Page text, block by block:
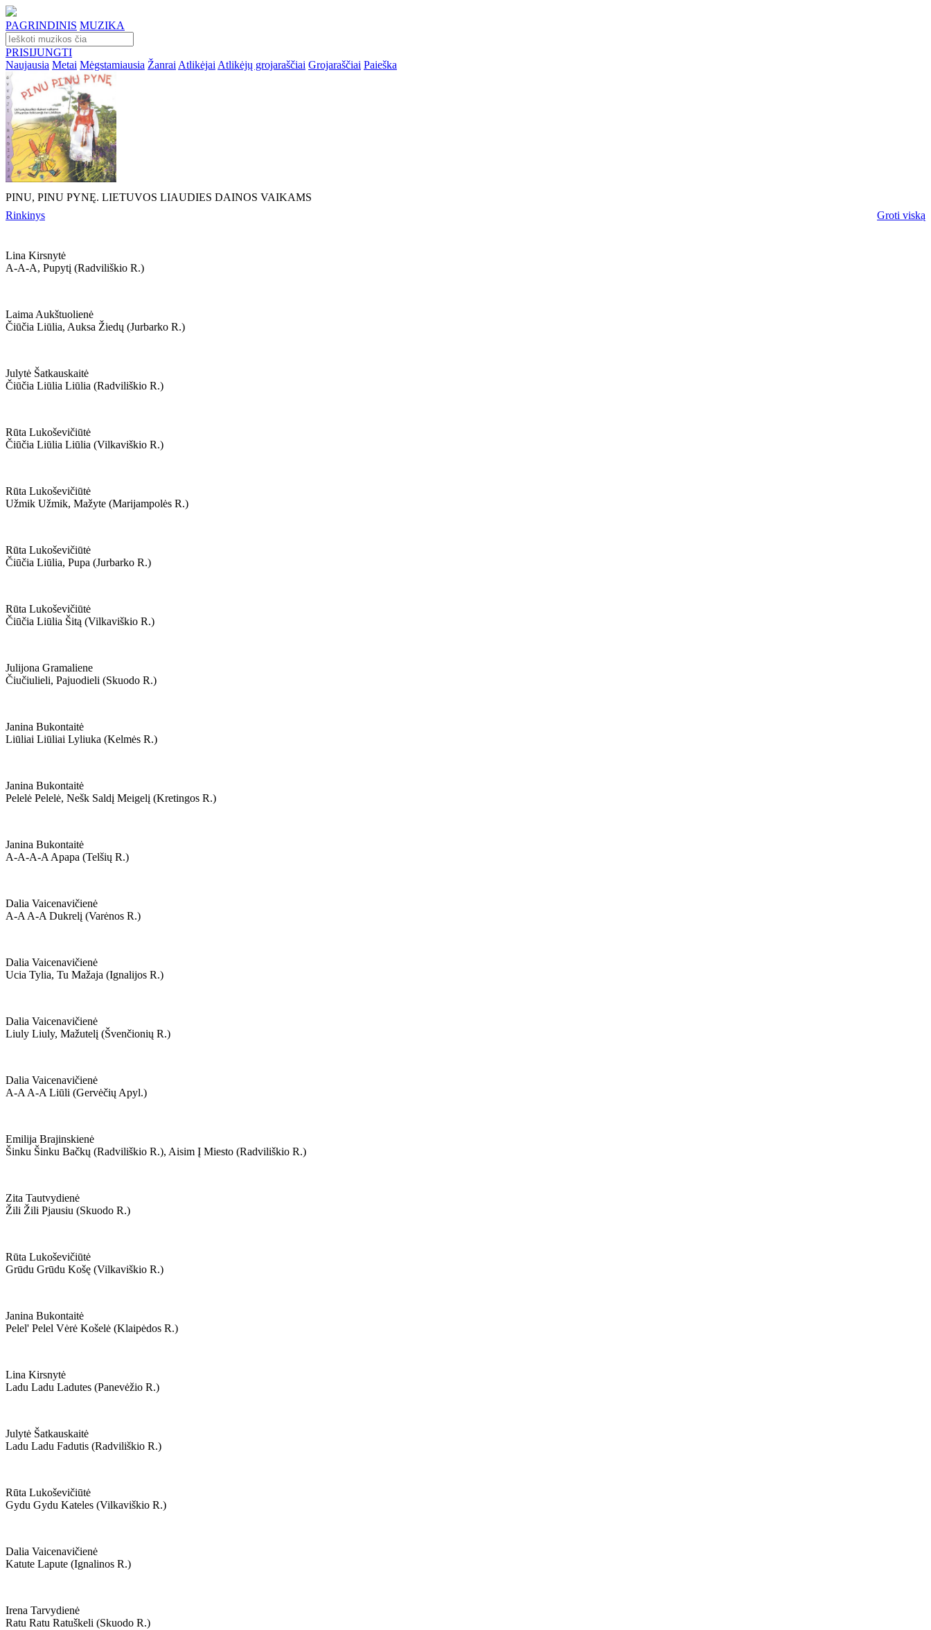
PAGRINDINIS MUZIKA
PRISIJUNGTI
Naujausia Metai Mėgstamiausia Žanrai Atlikėjai Atlikėjų grojaraščiai Grojaraščiai Paieška
PINU, PINU PYNĘ. LIETUVOS LIAUDIES DAINOS VAIKAMS
Rinkinys
Groti viską
Lina Kirsnytė
A-A-A, Pupytį (radviliškio R.)
Laima Aukštuolienė
Čiūčia Liūlia, Auksa Žiedų (jurbarko R.)
Julytė Šatkauskaitė
Čiūčia Liūlia Liūlia (radviliškio R.)
Rūta Lukoševičiūtė
Čiūčia Liūlia Liūlia (vilkaviškio R.)
Rūta Lukoševičiūtė
Užmik Užmik, Mažyte (marijampolės R.)
Rūta Lukoševičiūtė
Čiūčia Liūlia, Pupa (jurbarko R.)
Rūta Lukoševičiūtė
Čiūčia Liūlia Šitą (vilkaviškio R.)
Julijona Gramaliene
Čiučiulieli, Pajuodieli (skuodo R.)
Janina Bukontaitė
Liūliai Liūliai Lyliuka (kelmės R.)
Janina Bukontaitė
Pelelė Pelelė, Nešk Saldį Meigelį (kretingos R.)
Janina Bukontaitė
A-A-A-A Apapa (telšių R.)
Dalia Vaicenavičienė
A-A A-A Dukrelį (varėnos R.)
Dalia Vaicenavičienė
Ucia Tylia, Tu Mažaja (ignalijos R.)
Dalia Vaicenavičienė
Liuly Liuly, Mažutelį (švenčionių R.)
Dalia Vaicenavičienė
A-A A-A Liūli (gervėčių Apyl.)
Emilija Brajinskienė
Šinku Šinku Bačkų (radviliškio R.), Aisim Į Miesto (radviliškio R.)
Zita Tautvydienė
Žili Žili Pjausiu (skuodo R.)
Rūta Lukoševičiūtė
Grūdu Grūdu Košę (vilkaviškio R.)
Janina Bukontaitė
Pelel' Pelel Vėrė Košelė (klaipėdos R.)
Lina Kirsnytė
Ladu Ladu Ladutes (panevėžio R.)
Julytė Šatkauskaitė
Ladu Ladu Fadutis (radviliškio R.)
Rūta Lukoševičiūtė
Gydu Gydu Kateles (vilkaviškio R.)
Dalia Vaicenavičienė
Katute Lapute (ignalinos R.)
Irena Tarvydienė
Ratu Ratu Ratuškeli (skuodo R.)